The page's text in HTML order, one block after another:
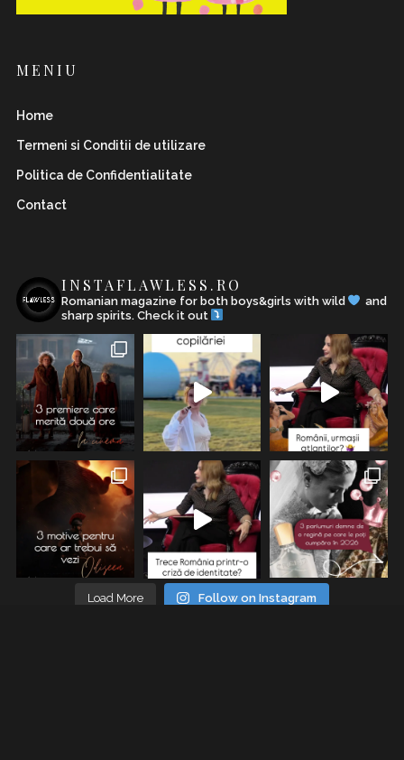
MENIU
Home
Termeni si Conditii de utilizare
Politica de Confidentialitate
Contact
INSTAFLAWLESS.RO
Romanian magazine for both boys&girls with wild
and
sharp spirits. Check it out
Load More Follow on Instagram